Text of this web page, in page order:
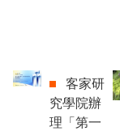
客家研
究學院辦
理「第一